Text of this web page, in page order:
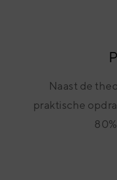
Naast de
praktische